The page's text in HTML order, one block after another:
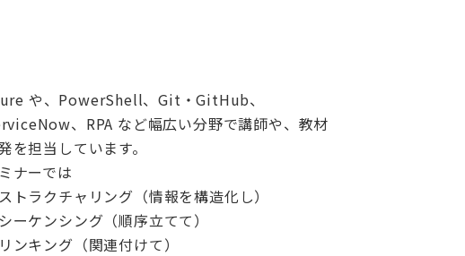
や、PowerShell、Git・GitHub、
、RPA など幅広い分野で講師や、教材
を担当しています。
ナーでは
トラクチャリング（情報を構造化し）
ーケンシング（順序立てて）
ンキング（関連付けて）